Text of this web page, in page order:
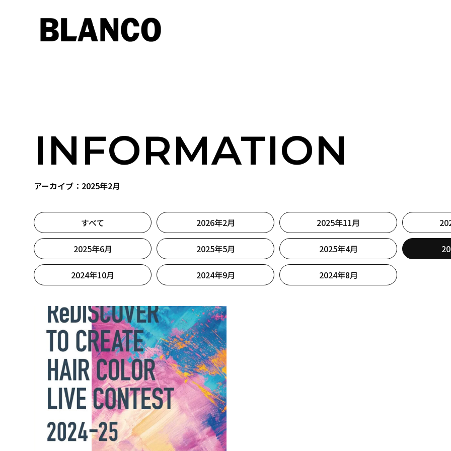
INFORMATION
アーカイブ：2025年2月
すべて 2026年2月 2025年11月
2025年6月 2025年5月 2025年4月
2024年10月 2024年9月 2024年8月